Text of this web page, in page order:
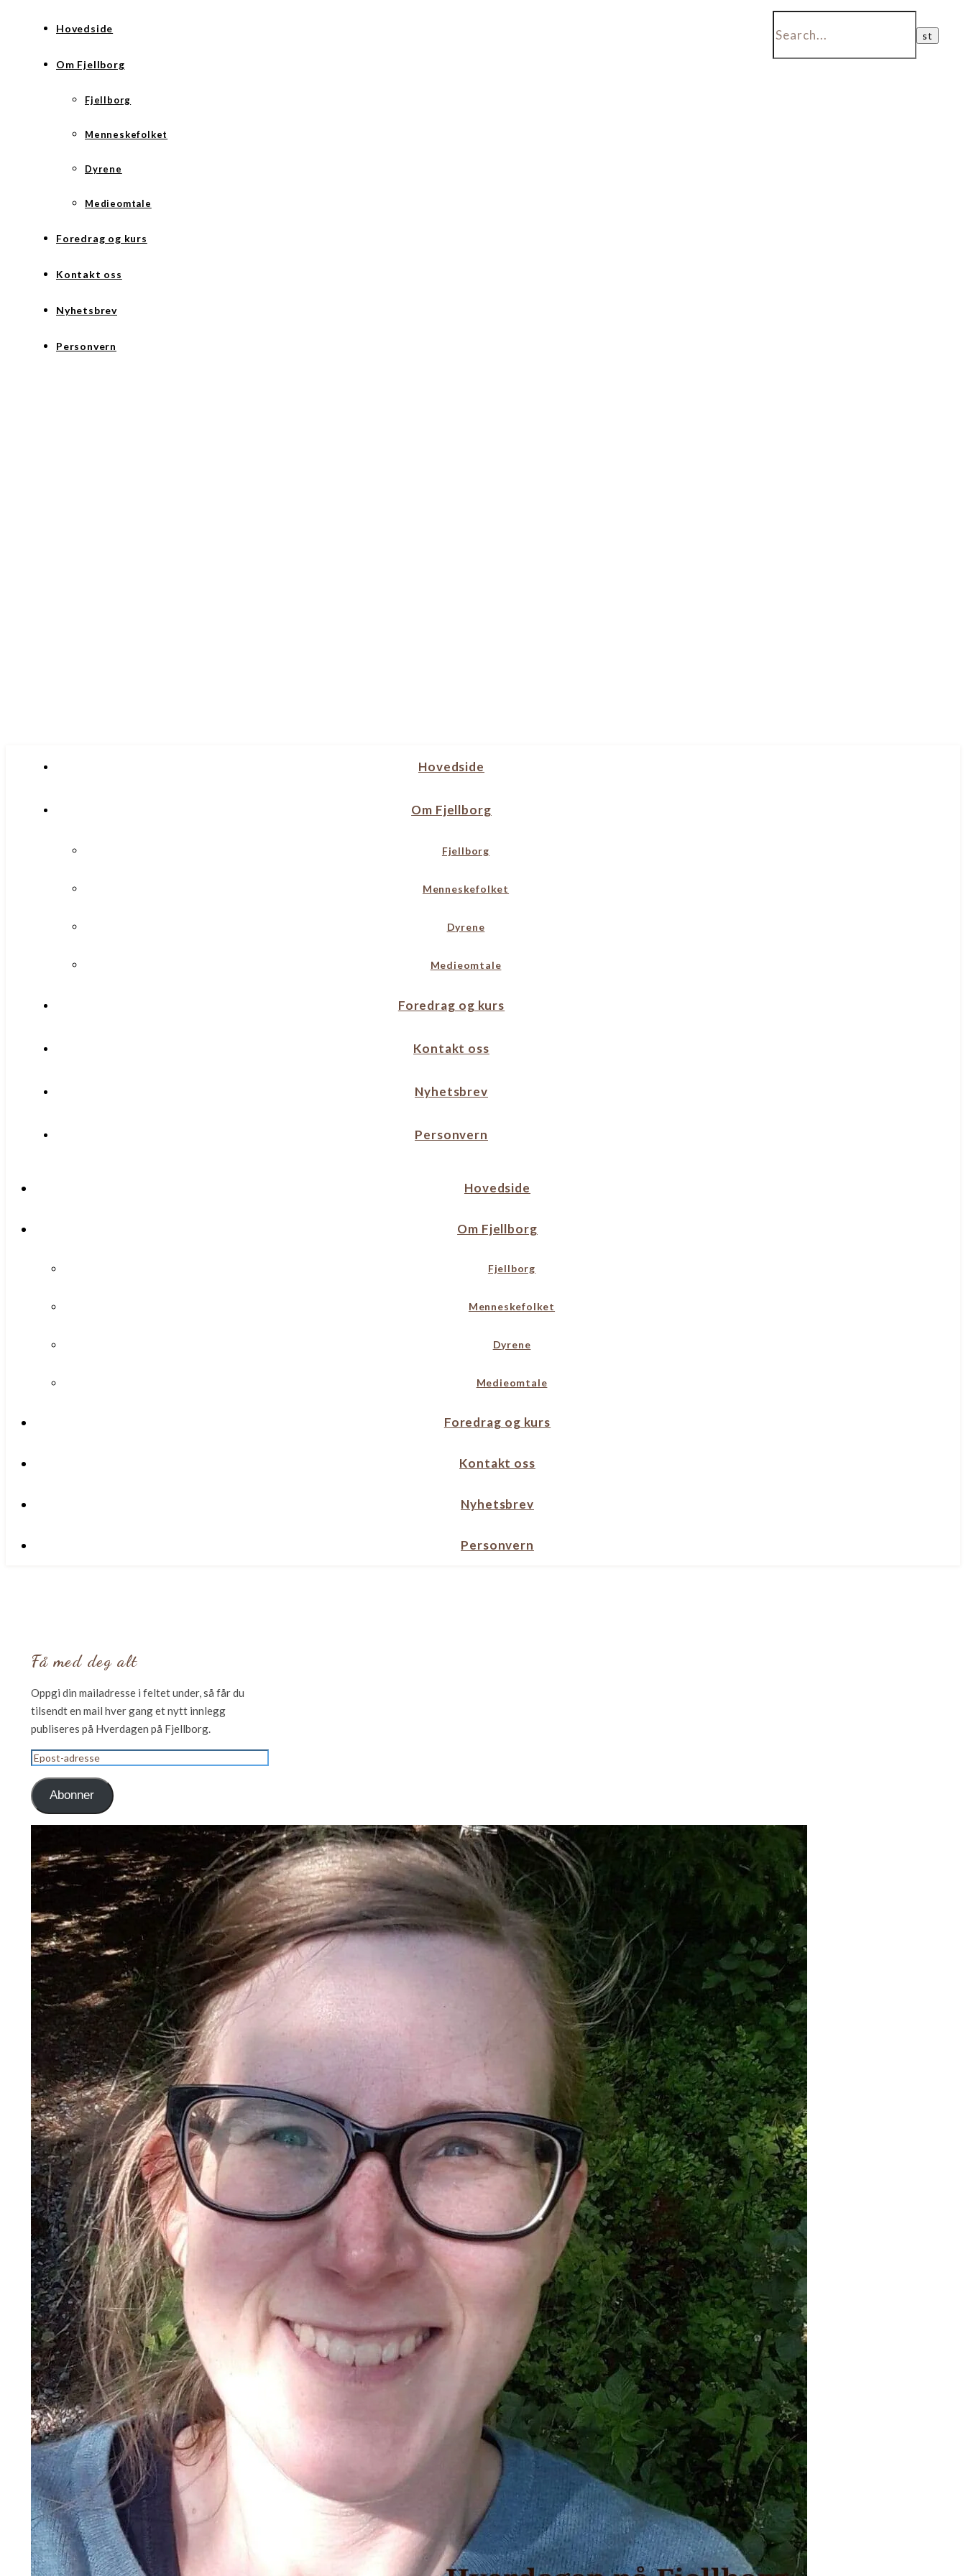
Hovedside
Om Fjellborg
Fjellborg
Menneskefolket
Dyrene
Medieomtale
Foredrag og kurs
Kontakt oss
Nyhetsbrev
Personvern
Hovedside
Om Fjellborg
Fjellborg
Menneskefolket
Dyrene
Medieomtale
Foredrag og kurs
Kontakt oss
Nyhetsbrev
Personvern
Hovedside
Om Fjellborg
Fjellborg
Menneskefolket
Dyrene
Medieomtale
Foredrag og kurs
Kontakt oss
Nyhetsbrev
Personvern
Få med deg alt
Oppgi din mailadresse i feltet under, så får du
tilsendt en mail hver gang et nytt innlegg
publiseres på Hverdagen på Fjellborg.
Epost-
adresse
Abonner